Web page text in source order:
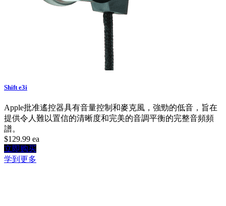
Shift e3i
Apple批准遙控器具有音量控制和麥克風，強勁的低音，旨在
提供令人難以置信的清晰度和完美的音調平衡的完整音頻頻
譜。
$129.99 ea
立即购买
学到更多